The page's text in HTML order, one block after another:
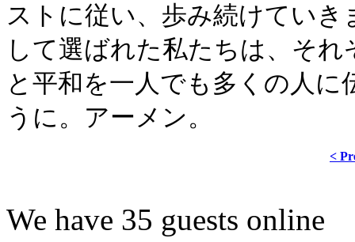
ストに従い、歩み続けてい
して選ばれた私たちは、そ
と平和を一人でも多くの人
うに。アーメン。
<
We have 35 guests online